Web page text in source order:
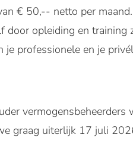
€ 50,-- netto per maand.
door opleiding en
je professionele en je
vermogensbeheerders
graag uiterlijk 17 juli